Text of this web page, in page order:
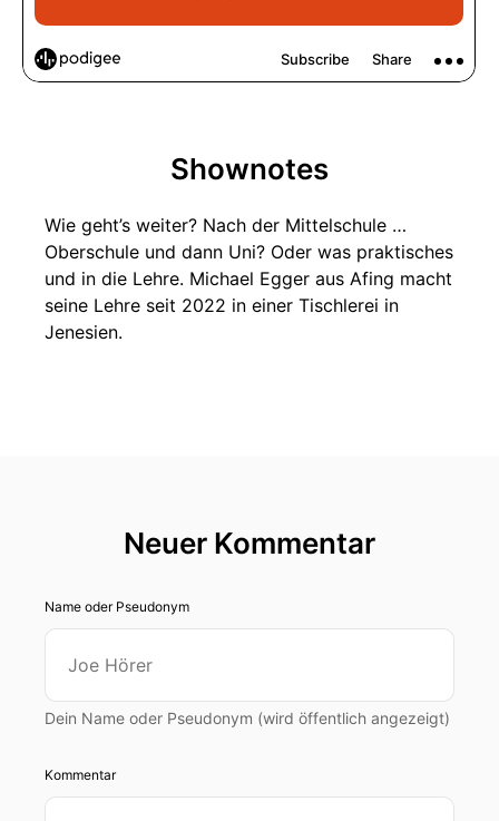
Shownotes
Wie geht’s weiter? Nach der Mittelschule …
Oberschule und dann Uni? Oder was praktisches
und in die Lehre. Michael Egger aus Afing macht
seine Lehre seit 2022 in einer Tischlerei in
Jenesien.
Neuer Kommentar
Name oder Pseudonym
Dein Name oder Pseudonym (wird öffentlich angezeigt)
Kommentar